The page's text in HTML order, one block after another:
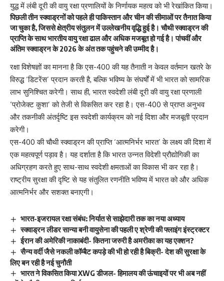
युद्ध में लंबी दूरी की वायु रक्षा प्रणालियों के निर्णायक महत्व को भी रेखांकित किया।
पिछली तीन स्क्वाड्रनों को पहले ही पाकिस्तान और चीन की सीमाओं पर तैनात किया
जा चुका है, जिससे क्षेत्रीय संतुलन में उल्लेखनीय वृद्धि हुई है। चौथी स्क्वाड्रन की
प्राप्ति के साथ भारतीय वायु रक्षा ढाल और अधिक मजबूत हो गई है। पांचवीं और
अंतिम स्क्वाड्रन के 2026 के अंत तक पहुंचने की उम्मीद है।
रक्षा विशेषज्ञों का मानना है कि एस-400 की यह तैनाती न केवल वर्तमान खतरे के
विरुद्ध ‘डिटरेंस’ प्रदान करती है, बल्कि भविष्य के संघर्षों में भी भारत को सामरिक
लाभ सुनिश्चित करेगी। साथ ही, भारत स्वदेशी लंबी दूरी की वायु रक्षा प्रणाली
‘प्रोजेक्ट कुशा’ को तेजी से विकसित कर रहा है। एस-400 से प्राप्त अनुभव
और तकनीकी अंतर्दृष्टि इस स्वदेशी कार्यक्रम को नई दिशा और मजबूती प्रदान
करेगी।
एस-400 की चौथी स्क्वाड्रन की प्राप्ति ‘आत्मनिर्भर भारत’ के लक्ष्य की दिशा में
एक महत्वपूर्ण पड़ाव है। यह दर्शाता है कि भारत उन्नत विदेशी प्रौद्योगिकी का
अधिग्रहण करते हुए साथ-साथ स्वदेशी क्षमताओं का विकास भी कर रहा है।
राष्ट्रीय सुरक्षा की दृष्टि से यह संतुलित रणनीति भविष्य में भारत को और अधिक
आत्मनिर्भर और सशक्त बनाएगी।
भारत-इजरायल रक्षा संबंध: निर्यात से साझेदारी तक का नया अध्याय
स्क्वाड्रन लीडर सान्या बनी वायुसेना की पहली ए श्रेणी की फ्लाइंग इंस्ट्रक्टर
ईरान की अमेरिकी नाकाबंदी- कितना जरुरी है अमरीका का यह एक्शन?
सैन्य वर्दी जैसे नकली कॉम्बैट कपड़े की भी हो रही है बिक्री- देश की सुरक्षा के
लिए बन रही है नई चुनौती
भारत ने विकसित किया XWG डीजल- हिमालय की ऊंचाइयों पर भी अब नहीं